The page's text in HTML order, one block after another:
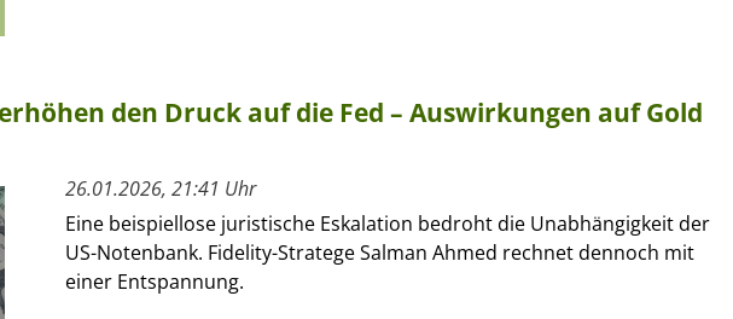
den Druck auf die Fed – Auswirkungen auf Gold
26.01.2026, 21:41 Uhr
Eine beispiellose juristische Eskalation bedroht die Unabhängigkeit der
US-Notenbank. Fidelity-Stratege Salman Ahmed rechnet dennoch mit
einer Entspannung.